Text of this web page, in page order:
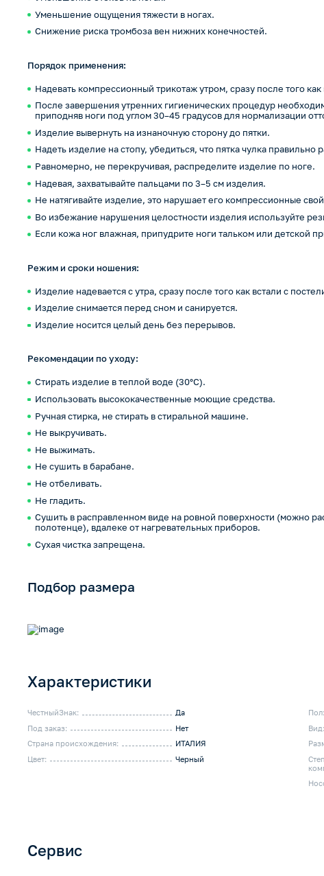
Уменьшение ощущения тяжести в ногах.
Снижение риска тромбоза вен нижних конечностей.
Порядок применения:
Надевать компрессионный трикотаж утром, сразу после того как
После завершения утренних гигиенических процедур
приподняв ноги под углом 30–45 градусов для нормализации
Изделие вывернуть на изнаночную сторону до пятки.
Надеть изделие на стопу, убедиться, что пятка чулка правильно
Равномерно, не перекручивая, распределите изделие по ноге.
Надевая, захватывайте пальцами по 3–5 см изделия.
Не натягивайте изделие, это нарушает его компрессионные
Во избежание нарушения целостности изделия используйте
Если кожа ног влажная, припудрите ноги тальком или детской
Режим и сроки ношения:
Изделие надевается с утра, сразу после того как встали с
Изделие снимается перед сном и санируется.
Изделие носится целый день без перерывов.
Рекомендации по уходу:
Стирать изделие в теплой воде (30°С).
Использовать высококачественные моющие средства.
Ручная стирка, не стирать в стиральной машине.
Не выкручивать.
Не выжимать.
Не сушить в барабане.
Не отбеливать.
Не гладить.
Сушить в расправленном виде на ровной поверхности (можно
полотенце), вдалеке от нагревательных приборов.
Сухая чистка запрещена.
Подбор размера
Характеристики
ЧестныйЗнак:
Да
Под заказ:
Нет
Страна происхождения:
ИТАЛИЯ
Цвет:
Черный
Пол:
Вид:
Сервис